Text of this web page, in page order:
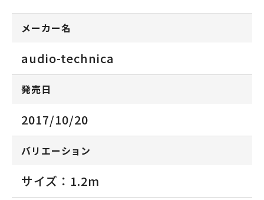
メーカー名
audio-technica
発売日
2017/10/20
バリエーション
サイズ：1.2m